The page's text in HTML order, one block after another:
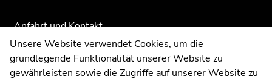
Anfahrt und Kontakt
Kommunikation und Öffentlichkeitsarbeit
Moodle
UNIGRAZonline
Unsere Website verwendet Cookies, um die
grundlegende Funktionalität unserer Website zu
gewährleisten sowie die Zugriffe auf unserer Website zu